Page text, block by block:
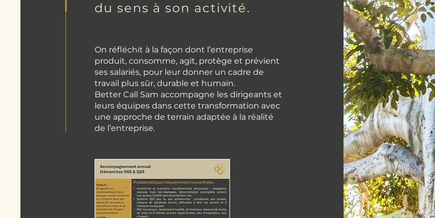
du sens à son activité.
On réfléchit à la façon dont l’entreprise
produit, consomme, agit, protège et prévient
ses salariés, pour leur donner un cadre de
travail plus sûr, durable et humain.
Better Call Sam accompagne les dirigeants et
leurs équipes dans cette transformation avec
une approche de terrain adaptée à la réalité
de l’entreprise.